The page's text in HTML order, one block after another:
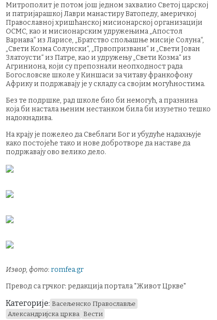
Митрополит је потом још једном захвалио Светој царској
и патријарашкој Лаври манастиру Ватопеду, америчкој
Православној хришћанској мисионарској организацији
OCMC, као и мисионарским удружењима „Апостол
Варнава“ из Ларисе, „Братство спољашње мисије Солуна“,
„Свети Козма Солунски“, „Првопризвани“ и „Свети Јован
Златоусти“ из Патре, као и удружењу „Свети Козма“ из
Агриниона, који су препознали неопходност рада
Богословске школе у Киншаси за читаву франкофону
Африку и подржавају је у складу са својим могућностима.
Без те подршке, рад школе био би немогућ, а празнина
која би настала њеним нестанком била би изузетно тешко
надокнадива.
На крају је пожелео да Свеблаги Бог и убудуће надахњује
како постојеће тако и нове добротворе да наставе да
подржавају ово велико дело.
Извор, фото: romfea.gr
Превод са грчког: редакција портала "Живот Цркве"
Категорије: Васељенско Православље
Александријска црква Вести